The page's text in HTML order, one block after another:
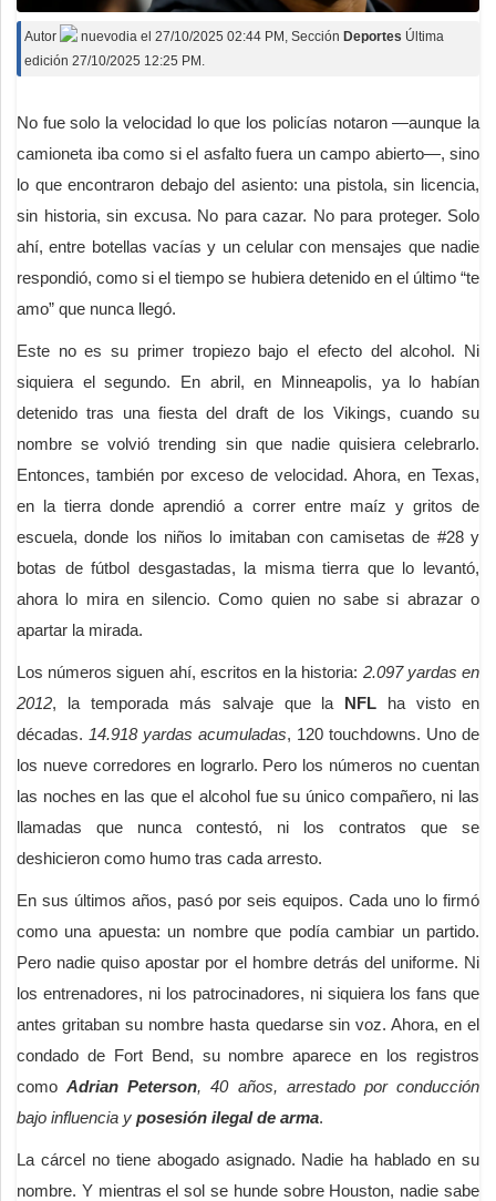
Autor nuevodia el 27/10/2025 02:44 PM , Sección Deportes Última
edición 27/10/2025 12:25 PM.
No fue solo la velocidad lo que los policías notaron —aunque la
camioneta iba como si el asfalto fuera un campo abierto—, sino
lo que encontraron debajo del asiento: una pistola, sin licencia,
sin historia, sin excusa. No para cazar. No para proteger. Solo
ahí, entre botellas vacías y un celular con mensajes que nadie
respondió, como si el tiempo se hubiera detenido en el último “te
amo” que nunca llegó.
Este no es su primer tropiezo bajo el efecto del alcohol. Ni
siquiera el segundo. En abril, en Minneapolis, ya lo habían
detenido tras una fiesta del draft de los Vikings, cuando su
nombre se volvió trending sin que nadie quisiera celebrarlo.
Entonces, también por exceso de velocidad. Ahora, en Texas,
en la tierra donde aprendió a correr entre maíz y gritos de
escuela, donde los niños lo imitaban con camisetas de #28 y
botas de fútbol desgastadas, la misma tierra que lo levantó,
ahora lo mira en silencio. Como quien no sabe si abrazar o
apartar la mirada.
Los números siguen ahí, escritos en la historia: 2.097 yardas en
2012, la temporada más salvaje que la NFL ha visto en
décadas. 14.918 yardas acumuladas, 120 touchdowns. Uno de
los nueve corredores en lograrlo. Pero los números no cuentan
las noches en las que el alcohol fue su único compañero, ni las
llamadas que nunca contestó, ni los contratos que se
deshicieron como humo tras cada arresto.
En sus últimos años, pasó por seis equipos. Cada uno lo firmó
como una apuesta: un nombre que podía cambiar un partido.
Pero nadie quiso apostar por el hombre detrás del uniforme. Ni
los entrenadores, ni los patrocinadores, ni siquiera los fans que
antes gritaban su nombre hasta quedarse sin voz. Ahora, en el
condado de Fort Bend, su nombre aparece en los registros
comoAdrian Peterson, 40 años, arrestado por conducción
bajo influencia y posesión ilegal de arma.
La cárcel no tiene abogado asignado. Nadie ha hablado en su
nombre. Y mientras el sol se hunde sobre Houston, nadie sabe